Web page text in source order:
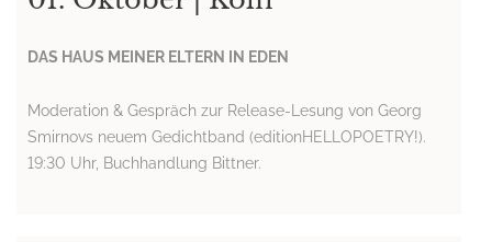
DAS HAUS MEINER ELTERN IN EDEN
Moderation & Gespräch zur Release-Lesung von Georg
Smirnovs neuem Gedichtband (editionHELLOPOETRY!).
19:30 Uhr, Buchhandlung Bittner.